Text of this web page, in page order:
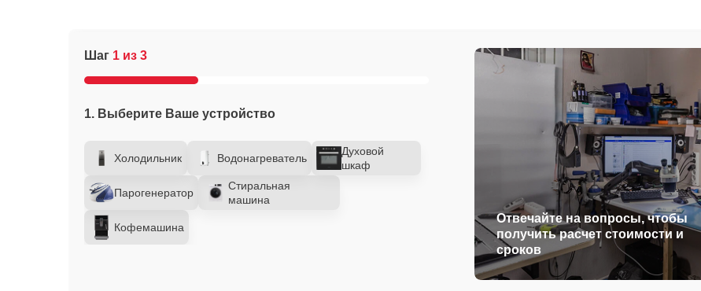
Шаг 1 из 3
1. Выберите Ваше устройство
Холодильник Водонагреватель
Духовой
шкаф
Парогенератор
Стиральная
машина
Кофемашина
Отвечайте на вопросы, чтобы
получить расчет стоимости и
сроков